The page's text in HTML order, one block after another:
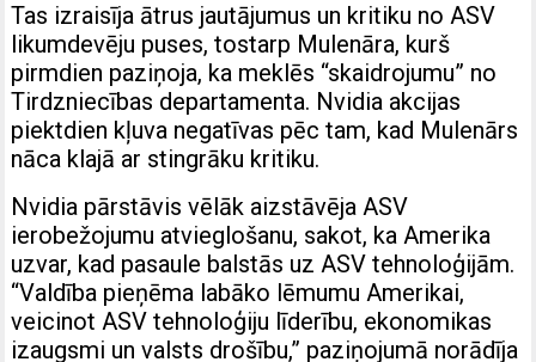
Tas izraisīja ātrus jautājumus un kritiku no ASV
likumdevēju puses, tostarp Mulenāra, kurš
pirmdien paziņoja, ka meklēs “skaidrojumu” no
Tirdzniecības departamenta. Nvidia akcijas
piektdien kļuva negatīvas pēc tam, kad Mulenārs
nāca klajā ar stingrāku kritiku.
Nvidia pārstāvis vēlāk aizstāvēja ASV
ierobežojumu atvieglošanu, sakot, ka Amerika
uzvar, kad pasaule balstās uz ASV tehnoloģijām.
“Valdība pieņēma labāko lēmumu Amerikai,
veicinot ASV tehnoloģiju līderību, ekonomikas
izaugsmi un valsts drošību,” paziņojumā norādīja